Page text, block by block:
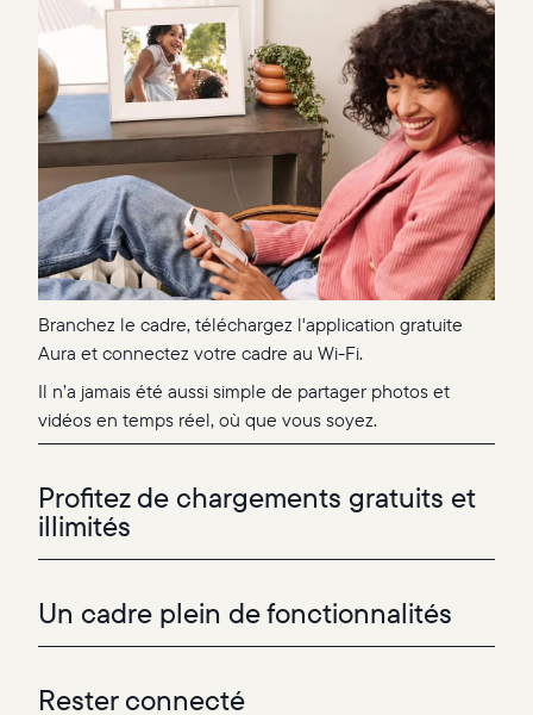
Branchez le cadre, téléchargez l'application gratuite
Aura et connectez votre cadre au Wi-Fi.
Il n’a jamais été aussi simple de partager photos et
vidéos en temps réel, où que vous soyez.
Profitez de chargements gratuits et
illimités
Un cadre plein de fonctionnalités
Rester connecté